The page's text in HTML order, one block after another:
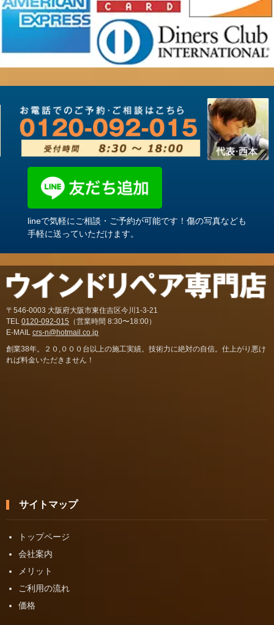
lineで気軽にご相談・ご予約が可能です！傷の写真なども
手軽に送っていただけます。
〒546-0003 大阪府大阪市東住吉区今川1-3-21
TEL 0120-092-015 （営業時間 8:30〜18:00）
E-MAIL crs-n@hotmail.co.jp
創業38年。２０,０００台以上の施工実績。技術力に絶対の自信。仕上がり悪け
れば料金いただきません！
サイトマップ
トップページ
会社案内
メリット
ご利用の流れ
価格